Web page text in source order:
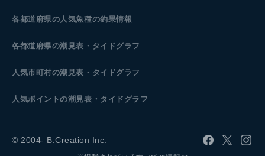
各都道府県の人気魚種の釣果情報
各都道府県の潮見表 ・タイドグラフ
人気市町村の潮見表・タイドグラフ
人気ポイントの潮見表・タイドグラフ
© 2004- B.Creation Inc.